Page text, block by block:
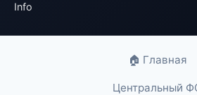
Info
🏠 Главная
Центральный